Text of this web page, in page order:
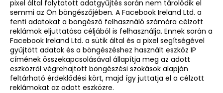
pixel által folytatott adatgyűjtés során nem tárolódik el
semmi az Ön böngészőjében. A Facebook Ireland Ltd. a
fenti adatokat a böngésző felhasználó számára célzott
reklámok eljuttatása céljából is felhasználja. Ennek során a
Facebook Ireland Ltd. a sütik által és a pixel segítségével
gyűjtött adatok és a böngészéshez használt eszköz IP
címének összekapcsolásával állapítja meg az adott
eszközről végrehajtott böngészési szokások alapján
feltárható érdeklődési kört, majd így juttatja el a célzott
reklámokat az adott eszközre.